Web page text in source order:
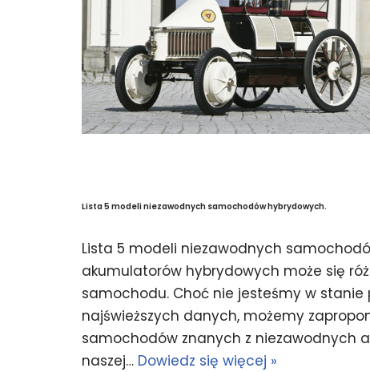
Lista 5 modeli niezawodnych samochodów hybrydowych.
Lista 5 modeli niezawodnych
akumulatorów hybrydowych może się
samochodu. Choć nie jesteśmy w
najświeższych danych, możemy
samochodów znanych z niezawodnych
naszej… Dowiedz się więcej »